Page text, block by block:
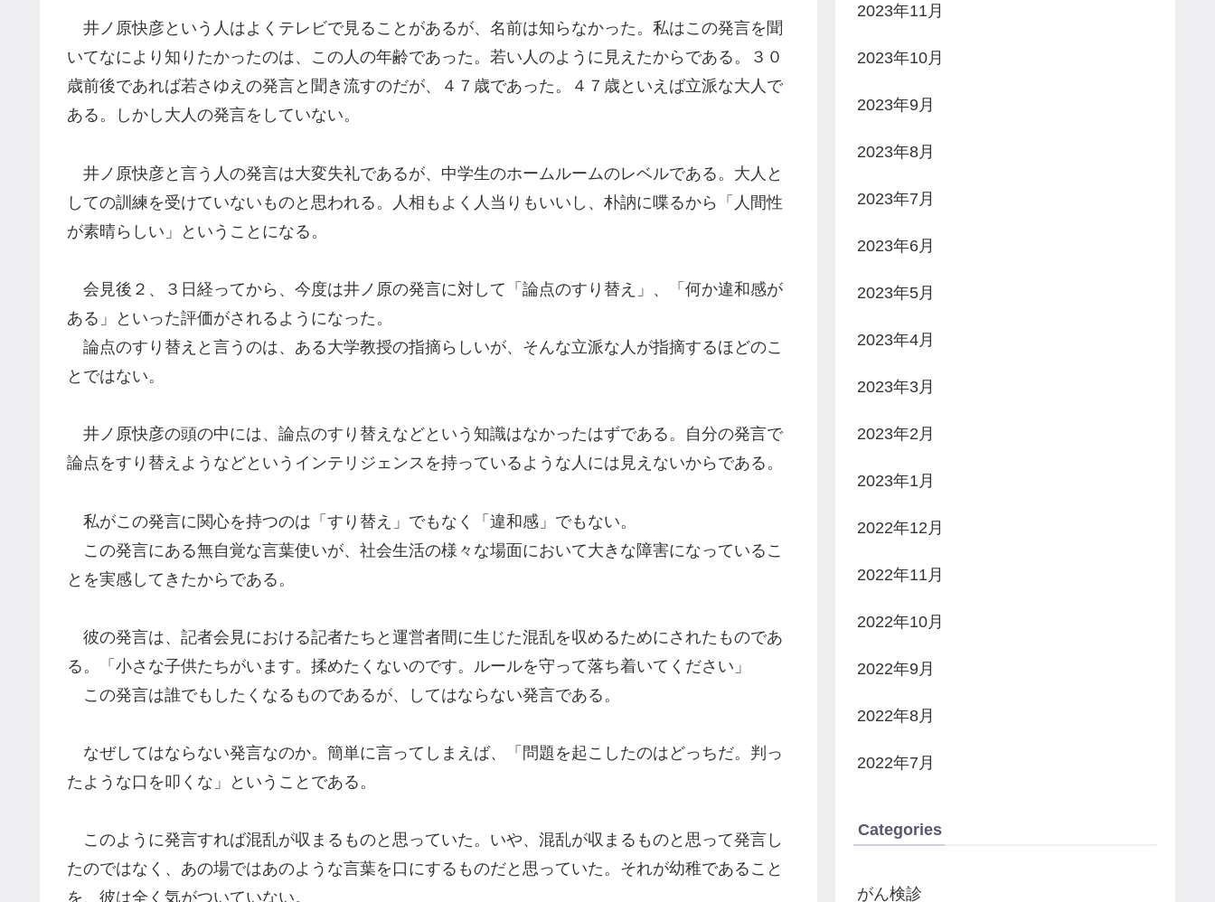
井ノ原快彦という人はよくテレビで見ることがあるが、 名前は知らなかった。 私はこの発言を聞
いてなにより知りたかったのは、この人の年齢であった。若い人のように見えたからである。３０
歳前後であれば若さゆえの発言と聞き流すのだが、
４７歳であった。
４７歳といえば立派な大人で
ある。しかし大人の発言をしていない。
井ノ原快彦と言う人の発言は大変失礼であるが、中学生のホームルームのレベルである。 大人と
しての訓練を受けていないものと思われる。 人相もよく人当りもいいし、 朴訥に喋るから「人間性
が素晴らしい」ということになる。
会見後２、３日経ってから 、今度は井ノ原の発言に対して 「 論点のすり替え 」 、 「何か違和感が
ある 」 といった評価がされるようになった。
論点のすり替え と言うのは、ある大学教授の指摘らしいが、そんな立派な 人が指摘するほどのこ
とではない。
井ノ原快彦の頭の中には、論点のすり替えなどという知識はなかったはずである。自分の発言で
論点をすり替えようなどとい う インテリジェンス を持っているような人には見えないからである。
私がこの発言に関心を持つのは「すり替え」でもなく「違和感」でもない。
この発言にある無自覚な言葉使いが、社会生活の様々な場面において大きな障害になっているこ
とを実感してきたからである。
彼の発言は、 記者会見における記者たちと 運営者間に生じた混乱を収めるために されたものであ
る。
「小さな子供たちがいます。揉めたくないのです。ルールを守って落ち着いてください」
この発言は誰でもしたくなるものであるが、してはならない発言である。
なぜしてはならない発言なのか。 簡単に言って し まえば、 「 問題を起こしたのはどっちだ。判っ
たような口を叩くな 」 ということである。
このように発言すれば混乱が収まるものと 思っていた。いや、混乱が収まるものと思って発言し
たのではなく、あの場ではあのような言葉を口にするものだと思っていた。それが幼稚であること
を 、 彼は全く気がついていない。
2023年11月
2023年10月
2023年9月
2023年8月
2023年7月
2023年6月
2023年5月
2023年4月
2023年3月
2023年2月
2023年1月
2022年12月
2022年11月
2022年10月
2022年9月
2022年8月
2022年7月
Categories
がん検診